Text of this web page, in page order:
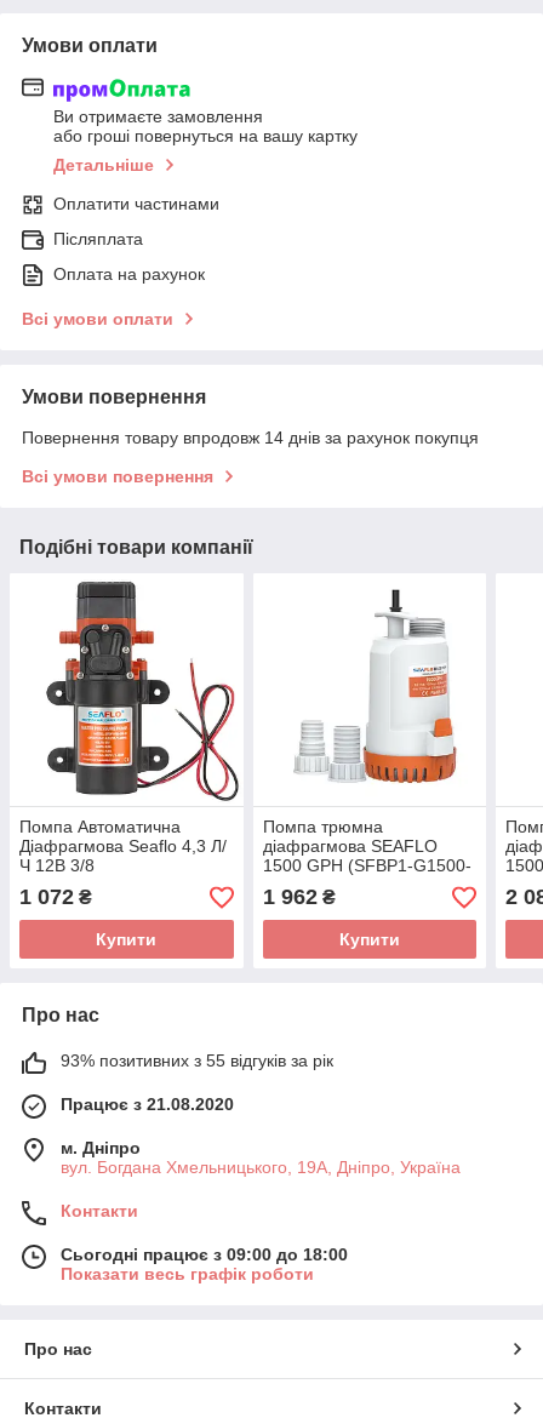
Умови оплати
Ви отримаєте замовлення
або гроші повернуться на вашу картку
Детальніше
Оплатити частинами
Післяплата
Оплата на рахунок
Всі умови оплати
Умови повернення
Повернення товару впродовж 14 днів за рахунок покупця
Всі умови повернення
Подібні товари компанії
Помпа Автоматична
Діафрагмова Seaflo 4,3 Л/
Ч 12В 3/8
1 072 ₴
Купити
Помпа трюмна
діафрагмова SEAFLO
1500 GPH (SFBP1-G1500-
18) 12В — Потужний
занурювальний насос для
катера (5678 л/год)
1 962₴
Купити
18)
2
Про нас
93% позитивних з 55 відгуків за рік
Працює з 21.08.2020
м. Дніпро
вул. Богдана Хмельницького, 19А, Дніпро, Україна
Контакти
Сьогодні працює з 09:00 до 18:00
Показати весь графік роботи
Про нас
Контакти